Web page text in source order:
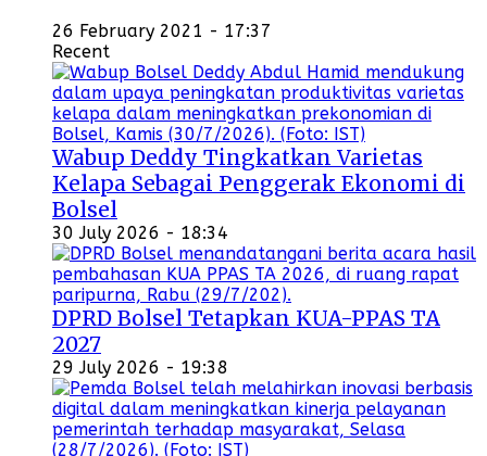
26 February 2021 - 17:37
Recent
Wabup Deddy Tingkatkan Varietas
Kelapa Sebagai Penggerak Ekonomi di
Bolsel
30 July 2026 - 18:34
DPRD Bolsel Tetapkan KUA-PPAS TA
2027
29 July 2026 - 19:38